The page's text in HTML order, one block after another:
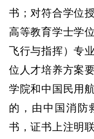
书；对符合学位
高等教育学士学
飞行与指挥）专
位人才培养方案
学院和中国民用
的，由中国消防
书，证书上注明